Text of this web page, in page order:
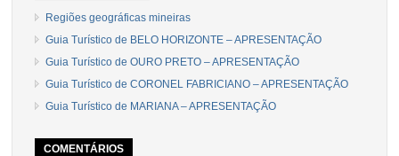
Regiões geográficas mineiras
Guia Turístico de BELO HORIZONTE – APRESENTAÇÃO
Guia Turístico de OURO PRETO – APRESENTAÇÃO
Guia Turístico de CORONEL FABRICIANO – APRESENTAÇÃO
Guia Turístico de MARIANA – APRESENTAÇÃO
COMENTÁRIOS